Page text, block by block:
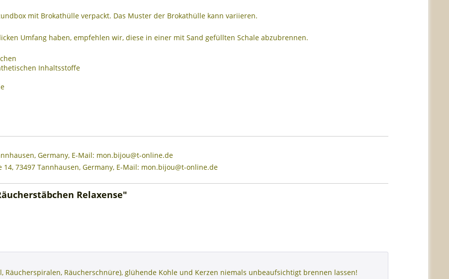
mit Brokathülle verpackt. Das Muster der Brokathülle kann variieren.
Umfang haben, empfehlen wir, diese in einer mit Sand gefüllten Schale abzubrennen.
Inhaltsstoffe
Germany, E-Mail: mon.bijou@t-online.de
73497 Tannhausen, Germany, E-Mail: mon.bijou@t-online.de
Relaxense"
Räucherspiralen, Räucherschnüre), glühende Kohle und Kerzen niemals unbeaufsichtigt brennen lassen!